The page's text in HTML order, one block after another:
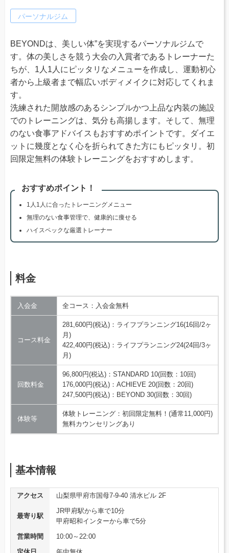
パーソナルジム
BEYONDは、美しい体”を実現するパーソナルジムで
す。体の美しさを競う大会の入賞者であるトレーナーた
ちが、1人1人にピッタリなメニューを作成し、運動初心
者から上級者まで幅広いボディメイクに対応してくれま
す。
洗練された開放感のあるシンプルかつ上品な内装の施設
でのトレーニングは、気分も高揚します。そして、無理
のない食事アドバイスもおすすめポイントです。ダイエ
ットに幾度となく心を折られてきた方にもピッタリ。初
回限定無料の体験トレーニングをおすすめします。
おすすめポイント！
1人1人に合ったトレーニングメニュー
無理のない食事管理で、健康的に痩せる
ハイスペックな厳選トレーナー
料金
入会金 全コース：入会金無料
コース料金
281,600円(税込)：ライフプランニング16(16回/2ヶ
月)
422,400円(税込)：ライフプランニング24(24回/3ヶ
月)
回数料金
96,800円(税込)：STANDARD 10(回数：10回)
176,000円(税込)：ACHIEVE 20(回数：20回)
247,500円(税込)：BEYOND 30(回数：30回)
体験等
体験トレーニング：初回限定無料！(通常11,000円)
無料カウンセリングあり
基本情報
アクセス 山梨県甲府市国母7-9-40 清水ビル 2F
最寄り駅
JR甲府駅から車で10分
甲府昭和インターから車で5分
営業時間
10:00～22:00